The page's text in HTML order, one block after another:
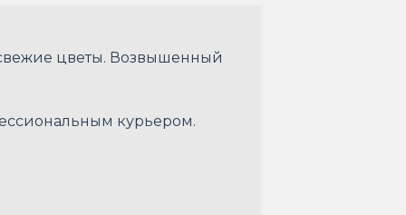
цветы. Возвышенный
курьером.